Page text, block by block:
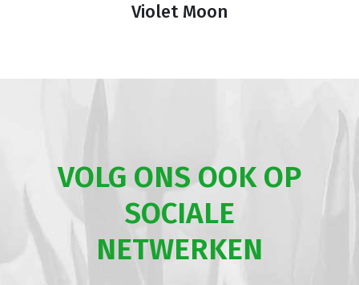
Violet Moon
VOLG ONS OOK OP
SOCIALE
NETWERKEN